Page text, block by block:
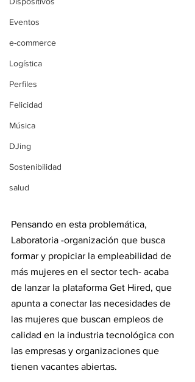
Eventos
e-commerce
Logística
Perfiles
Felicidad
Música
DJing
Sostenibilidad
salud
Pensando en esta problemática,
Laboratoria -organización que busca
formar y propiciar la empleabilidad de
más mujeres en el sector tech- acaba
de lanzar la plataforma Get Hired, que
apunta a conectar las necesidades de
las mujeres que buscan empleos de
calidad en la industria tecnológica con
las empresas y organizaciones que
tienen vacantes abiertas.